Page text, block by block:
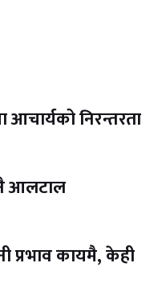
आचार्यको निरन्तरता
आलटाल
कायमै, केही